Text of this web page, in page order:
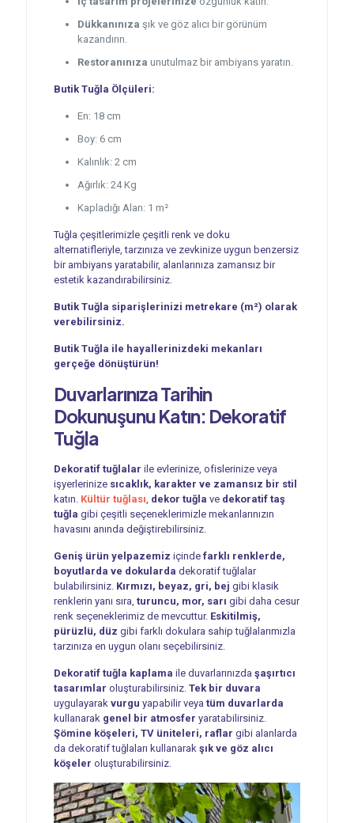
Dükkanınıza şık ve göz alıcı bir görünüm
kazandırın.
Restoranınıza unutulmaz bir ambiyans yaratın.
Butik Tuğla Ölçüleri:
En: 18 cm
Boy: 6 cm
Kalınlık: 2 cm
Ağırlık: 24 Kg
Kapladığı Alan: 1 m²
Tuğla çeşitlerimizle çeşitli renk ve doku
alternatifleriyle, tarzınıza ve zevkinize uygun benzersiz
bir ambiyans yaratabilir, alanlarınıza zamansız bir
estetik kazandırabilirsiniz.
Butik Tuğla siparişlerinizi metrekare (m²) olarak
verebilirsiniz.
Butik Tuğla ile hayallerinizdeki mekanları
gerçeğe dönüştürün!
Duvarlarınıza Tarihin
Dokunuşunu Katın: Dekoratif
Tuğla
Dekoratif tuğlalar ile evlerinize, ofislerinize veya
işyerlerinize sıcaklık, karakter ve zamansız bir stil
katın. Kültür tuğlası dekor tuğla ve dekoratif taş
tuğla gibi çeşitli seçeneklerimizle mekanlarınızın
havasını anında değiştirebilirsiniz.
Geniş ürün yelpazemiz içinde farklı renklerde,
boyutlarda ve dokularda dekoratif tuğlalar
bulabilirsiniz. Kırmızı, beyaz, gri, bej gibi klasik
renklerin yanı sıra, turuncu, mor, sarı gibi daha cesur
renk seçeneklerimiz de mevcuttur. Eskitilmiş,
pürüzlü, düz gibi farklı dokulara sahip tuğlalarımızla
tarzınıza en uygun olanı seçebilirsiniz.
Dekoratif tuğla kaplama ile duvarlarınızda şaşırtıcı
tasarımlar oluşturabilirsiniz. Tek bir duvara
uygulayarak vurgu yapabilir veya tüm duvarlarda
kullanarak genel bir atmosfer yaratabilirsiniz.
Şömine köşeleri, TV üniteleri, raflar gibi alanlarda
da dekoratif tuğlaları kullanarak şık ve göz alıcı
köşeler oluşturabilirsiniz.